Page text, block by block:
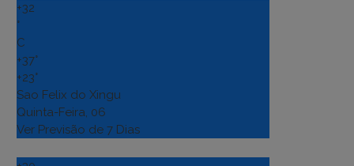
+32
°
C
+37°
+23°
Sao Felix do Xingu
Quinta-Feira, 06
Ver Previsão de 7 Dias